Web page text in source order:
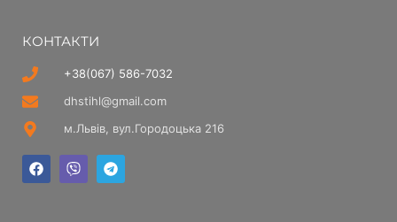
КОНТАКТИ
+38(067) 586-7032
dhstihl@gmail.com
м.Львів, вул.Городоцька 216